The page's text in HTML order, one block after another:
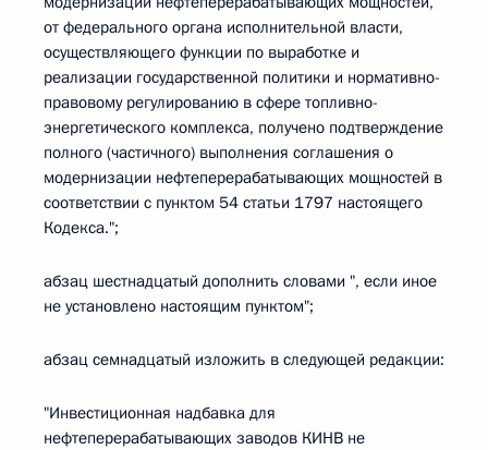
от федерального органа исполнительной власти,
осуществляющего функции по выработке и
реализации государственной политики и нормативно-
правовому регулированию в сфере топливно-
энергетического комплекса, получено подтверждение
полного (частичного) выполнения соглашения о
модернизации нефтеперерабатывающих мощностей в
соответствии с пунктом 54 статьи 1797 настоящего
Кодекса.";
абзац шестнадцатый дополнить словами ", если иное
не установлено настоящим пунктом";
абзац семнадцатый изложить в следующей редакции:
"Инвестиционная надбавка для
нефтеперерабатывающих заводов КИНВ не